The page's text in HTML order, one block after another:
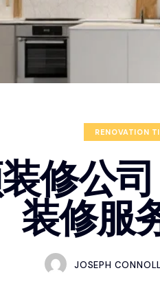
RENOVATION
修公
装修服
JOSEPH